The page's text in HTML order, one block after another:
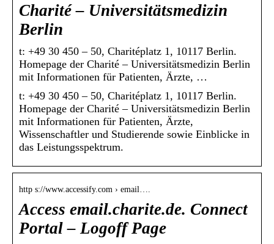
Charité – Universitätsmedizin
Berlin
t: +49 30 450 – 50, Charitéplatz 1, 10117 Berlin.
Homepage der Charité – Universitätsmedizin Berlin
mit Informationen für Patienten, Ärzte, …
t: +49 30 450 – 50, Charitéplatz 1, 10117 Berlin.
Homepage der Charité – Universitätsmedizin Berlin
mit Informationen für Patienten, Ärzte,
Wissenschaftler und Studierende sowie Einblicke in
das Leistungsspektrum.
http s://www.accessify.com › email….
Access email.charite.de. Connect
Portal – Logoff Page